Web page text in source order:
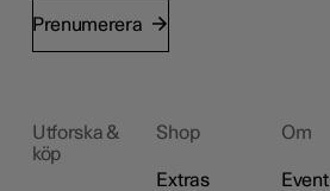
Prenumerera
Utforska &
köp
Shop
Extras
Om
Event